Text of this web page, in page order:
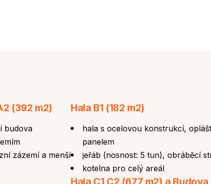
(392 m2)
budova
zázemí a menší
Hala B1 (182 m2)
hala s ocelovou konstrukcí,
panelem
jeřáb (nosnost: 5 tun), obráběcí
kotelna pro celý areál
Hala C1 C2 (677 m2) a Budova